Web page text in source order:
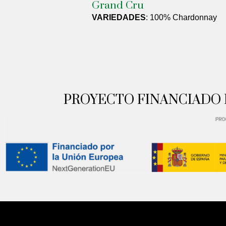
Grand Cru
VARIEDADES: 100% Chardonnay
PROYECTO